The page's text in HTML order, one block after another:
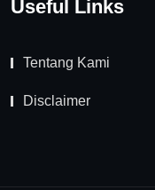
Useful Links
Tentang Kami
Disclaimer